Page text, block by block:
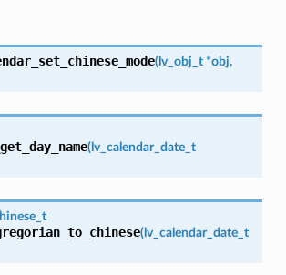
(lv_obj_t *obj,
(lv_calendar_date_t
(lv_calendar_date_t